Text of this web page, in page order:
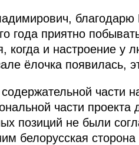
года приятно
когда и настроение у
ёлочка появилась,
содержательной части
части
позиций не были
белорусская